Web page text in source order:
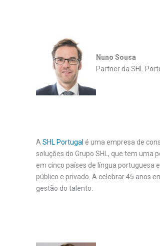
Nuno Sousa
Partner da SHL
A SHL Portugal é uma empresa de
soluções do Grupo SHL, que tem uma
em cinco países de língua portuguesa
público e privado. A celebrar 45 anos
gestão do talento.